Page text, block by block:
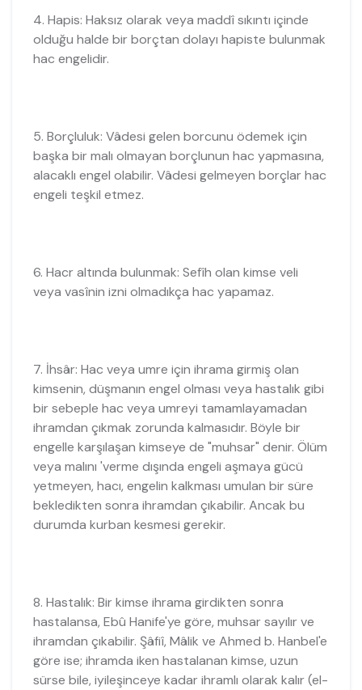
4. Hapis: Haksız olarak veya maddî sıkıntı içinde
olduğu halde bir borçtan dolayı hapiste bulunmak
hac engelidir.
5. Borçluluk: Vâdesi gelen borcunu ödemek için
başka bir malı olmayan borçlunun hac yapmasına,
alacaklı engel olabilir. Vâdesi gelmeyen borçlar hac
engeli teşkil etmez.
6. Hacr altında bulunmak: Sefîh olan kimse veli
veya vasînin izni olmadıkça hac yapamaz.
7. İhsâr: Hac veya umre için ihrama girmiş olan
kimsenin, düşmanın engel olması veya hastalık gibi
bir sebeple hac veya umreyi tamamlayamadan
ihramdan çıkmak zorunda kalmasıdır. Böyle bir
engelle karşılaşan kimseye de "muhsar" denir. Ölüm
veya malını 'verme dışında engeli aşmaya gücü
yetmeyen, hacı, engelin kalkması umulan bir süre
bekledikten sonra ihramdan çıkabilir. Ancak bu
durumda kurban kesmesi gerekir.
8. Hastalık: Bir kimse ihrama girdikten sonra
hastalansa, Ebû Hanife'ye göre, muhsar sayılır ve
ihramdan çıkabilir. Şâfiî, Mâlik ve Ahmed b. Hanbel'e
göre ise; ihramda iken hastalanan kimse, uzun
sürse bile, iyileşinceye kadar ihramlı olarak kalır (el-